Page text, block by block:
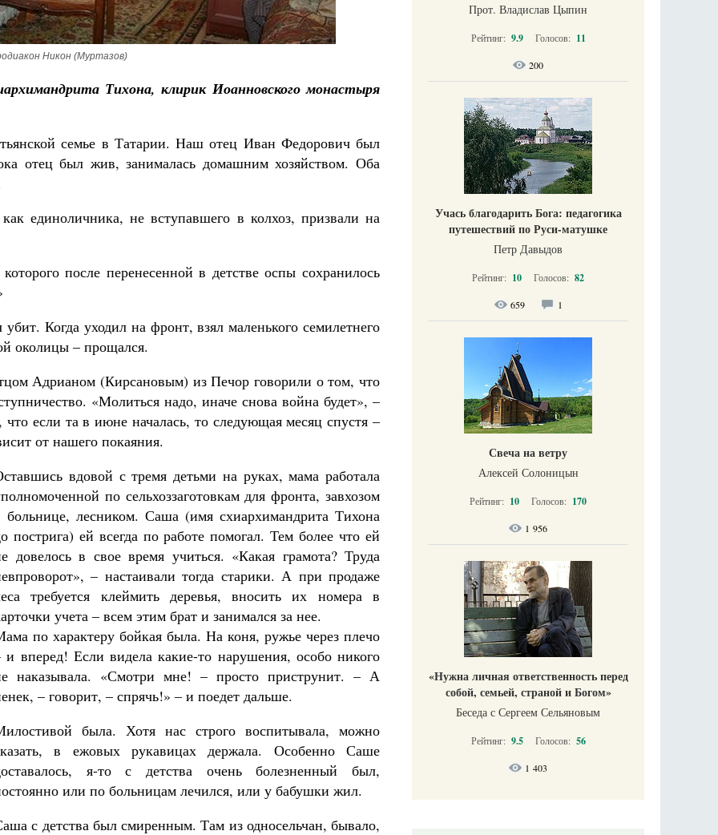
Никон (Муртазов)
Тихона, клирик Иоанновского монастыря
семье в Татарии. Наш отец Иван Федорович был
отец был жив, занималась домашним хозяйством. Оба
единоличника, не вступавшего в колхоз, призвали на
после перенесенной в детстве оспы сохранилось
Когда уходил на фронт, взял маленького семилетнего
околицы – прощался.
Адрианом (Кирсановым) из Печор говорили о том, что
«Молиться надо, иначе снова война будет», –
если та в июне началась, то следующая месяц спустя –
от нашего покаяния.
вдовой с тремя детьми на руках, мама работала
по сельхоззаготовкам для фронта, завхозом
больнице, лесником. Саша (имя схиархимандрита Тихона
пострига) ей всегда по работе помогал. Тем более что ей
довелось в свое время учиться. «Какая грамота? Труда
– настаивали тогда старики. А при продаже
требуется клеймить деревья, вносить их номера в
учета – всем этим брат и занимался за нее.
по характеру бойкая была. На коня, ружье через плечо
и вперед! Если видела какие-то нарушения, особо никого
наказывала. «Смотри мне! – просто приструнит. – А
– говорит, – спрячь!» – и поедет дальше.
была. Хотя нас строго воспитывала, можно
в ежовых рукавицах держала. Особенно Саше
я-то с детства очень болезненный был,
или по больницам лечился, или у бабушки жил.
с детства был смиренным. Там из односельчан, бывало,
Прот. Владислав Цыпин
Рейтинг: 9.9 Голосов: 11
200
Учась благодарить Бога: педагогика
путешествий по Руси-матушке
Петр Давыдов
Рейтинг: 10 Голосов: 82
659 1
Свеча на ветру
Алексей Солоницын
Рейтинг: 10 Голосов: 170
1 956
«Нужна личная ответственность перед
собой, семьей, страной и Богом»
Беседа с Сергеем Сельяновым
Рейтинг: 9.5 Голосов: 56
1 403